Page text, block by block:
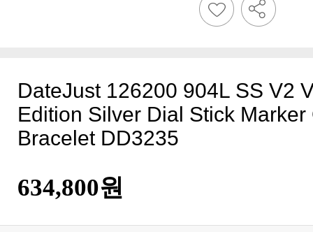
Bracelet DD3235
634,800원